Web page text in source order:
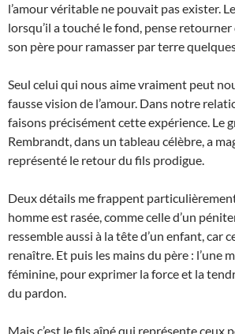
l’amour véritable ne pouvait pas exister.
lorsqu’il a touché le fond, pense
son père pour ramasser par terre
Seul celui qui nous aime vraiment peut
fausse vision de l’amour. Dans notre
faisons précisément cette expérience. Le
Rembrandt, dans un tableau célèbre, a
représenté le retour du fils prodigue.
Deux détails me frappent
homme est rasée, comme celle d’un
ressemble aussi à la tête d’un enfant, car
renaître. Et puis les mains du père : l’une
féminine, pour exprimer la force et la
du pardon.
Mais c’est le fils aîné qui représente ceux